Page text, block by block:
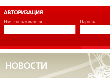
Имя пользователя Пароль